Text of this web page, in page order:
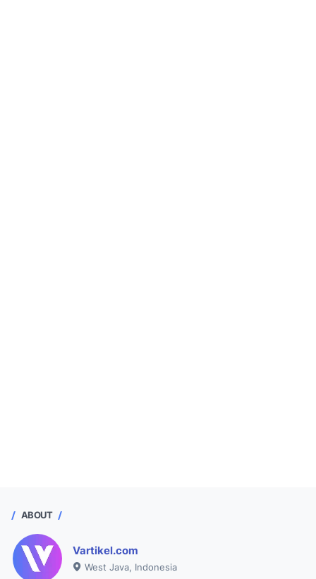
ABOUT
Vartikel.com
West Java, Indonesia